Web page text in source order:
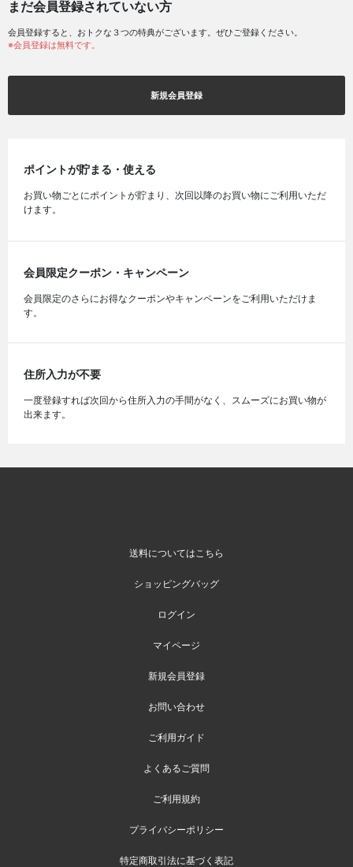
まだ会員登録されていない方
会員登録すると、おトクな３つの特典がございます。ぜひご登録ください。
※会員登録は無料です。
新規会員登録
ポイントが貯まる・使える
お買い物ごとにポイントが貯まり、次回以降のお買い物にご利用いただ
けます。
会員限定クーポン・キャンペーン
会員限定のさらにお得なクーポンやキャンペーンをご利用いただけま
す。
住所入力が不要
一度登録すれば次回から住所入力の手間がなく、スムーズにお買い物が
出来ます。
送料についてはこちら
ショッピングバッグ
ログイン
マイページ
新規会員登録
お問い合わせ
ご利用ガイド
よくあるご質問
ご利用規約
プライバシーポリシー
特定商取引法に基づく表記